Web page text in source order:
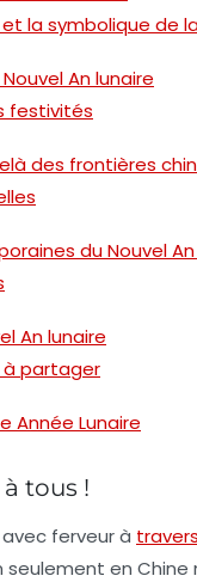
la symbolique de
An lunaire
festivités
des frontières
du Nouvel
An lunaire
à partager
Année Lunaire
tous !
avec ferveur à
seulement en